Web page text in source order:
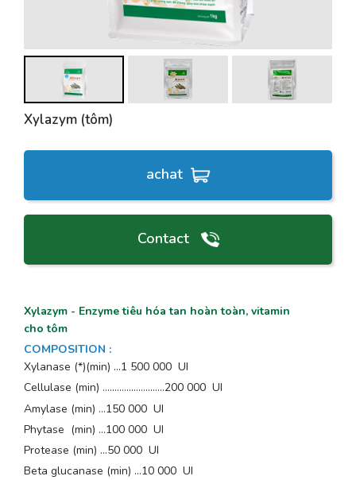
Xylazym (tôm)
achat
Contact
Xylazym - Enzyme tiêu hóa tan hoàn toàn, vitamin
cho tôm
COMPOSITION :
Xylanase (*)(min) …1 500 000 UI
Cellulase (min) ……………………..200 000 UI
Amylase (min) …150 000 UI
Phytase (min) …100 000 UI
Protease (min) …50 000 UI
Beta glucanase (min) …10 000 UI